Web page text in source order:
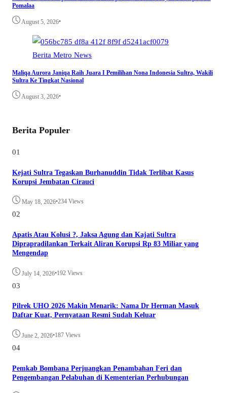
Pomalaa
August 5, 2026•
Berita Metro News
Maliqa Aurora Janiqa Raih Juara I Pemilihan Nona Indonesia Sultra, Wakili
Sultra Ke Tingkat Nasional
August 3, 2026•
Berita Populer
01
Kejati Sultra Tegaskan Burhanuddin Tidak Terlibat Kasus
Korupsi Jembatan Cirauci
May 18, 2026•234 Views
02
Apatis Atau Kolusi ?, Jaksa Agung dan Kajati Sultra
Diprapradilankan Terkait Aliran Korupsi Rp 83 Miliar yang
Mengendap
July 14, 2026•192 Views
03
Pilrek UHO 2026 Makin Menarik: Nama Dr Herman Masuk
Daftar Kuat, Pernyataan Resmi Sudah Keluar
June 2, 2026•187 Views
04
Pemkab Bombana Perjuangkan Penambahan Feri dan
Pengembangan Pelabuhan di Kementerian Perhubungan